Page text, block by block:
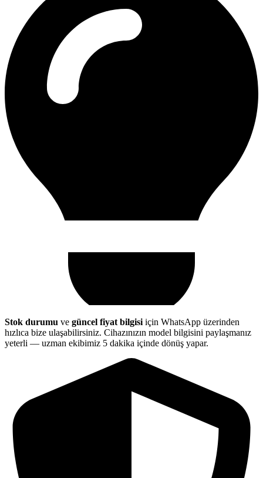
Stok durumu ve güncel fiyat bilgisi için WhatsApp üzerinden
hızlıca bize ulaşabilirsiniz. Cihazınızın model bilgisini paylaşmanız
yeterli — uzman ekibimiz 5 dakika içinde dönüş yapar.